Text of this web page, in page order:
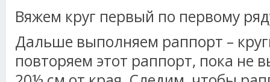
Вяжем круг первый по первому
Дальше выполняем раппорт –
повторяем этот раппорт, пока не